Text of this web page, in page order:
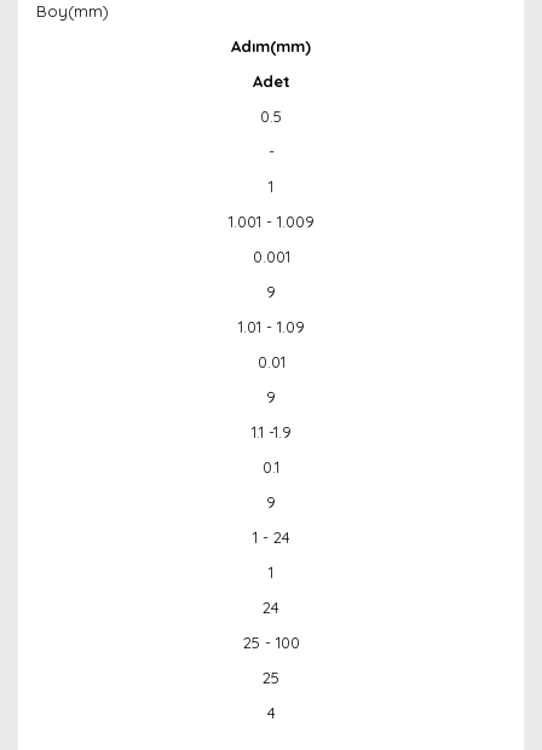
Boy(mm)
Adım(mm)
Adet
0.5
-
1
1.001 - 1.009
0.001
9
1.01 - 1.09
0.01
9
1.1 -1.9
0.1
9
1 - 24
1
24
25 - 100
25
4